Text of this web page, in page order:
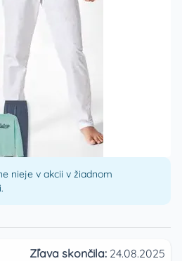
nieje v akcii v žiadnom
Zľava skončila: 24.08.2025